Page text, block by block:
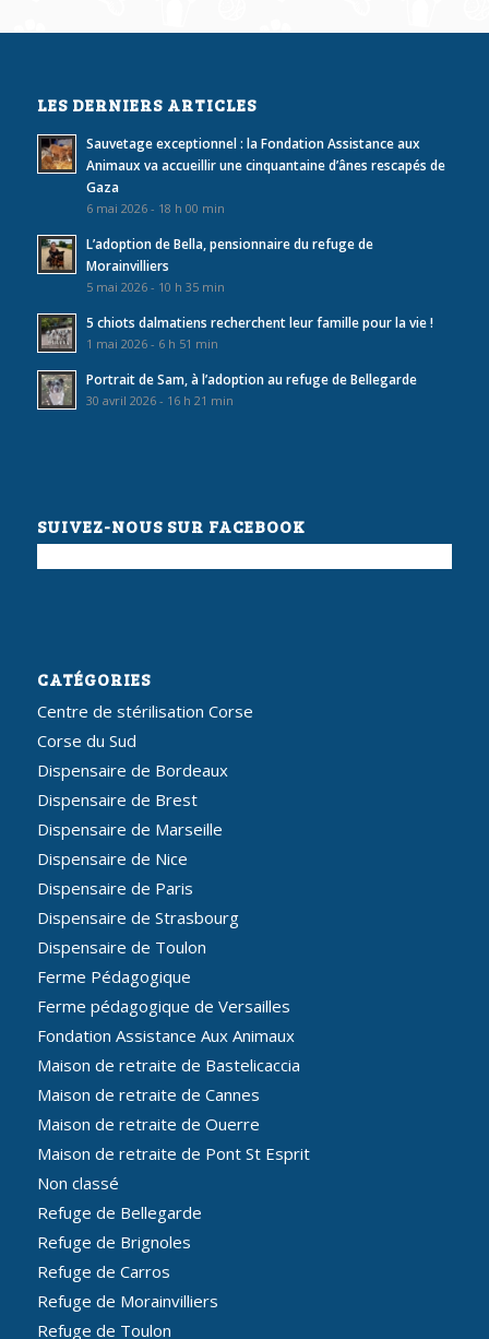
LES DERNIERS ARTICLES
Sauvetage exceptionnel : la Fondation Assistance aux
Animaux va accueillir une cinquantaine d’ânes rescapés de
Gaza
6 mai 2026 - 18 h 00 min
L’adoption de Bella, pensionnaire du refuge de
Morainvilliers
5 mai 2026 - 10 h 35 min
5 chiots dalmatiens recherchent leur famille pour la vie !
1 mai 2026 - 6 h 51 min
Portrait de Sam, à l’adoption au refuge de Bellegarde
30 avril 2026 - 16 h 21 min
SUIVEZ-NOUS SUR FACEBOOK
CATÉGORIES
Centre de stérilisation Corse
Corse du Sud
Dispensaire de Bordeaux
Dispensaire de Brest
Dispensaire de Marseille
Dispensaire de Nice
Dispensaire de Paris
Dispensaire de Strasbourg
Dispensaire de Toulon
Ferme Pédagogique
Ferme pédagogique de Versailles
Fondation Assistance Aux Animaux
Maison de retraite de Bastelicaccia
Maison de retraite de Cannes
Maison de retraite de Ouerre
Maison de retraite de Pont St Esprit
Non classé
Refuge de Bellegarde
Refuge de Brignoles
Refuge de Carros
Refuge de Morainvilliers
Refuge de Toulon